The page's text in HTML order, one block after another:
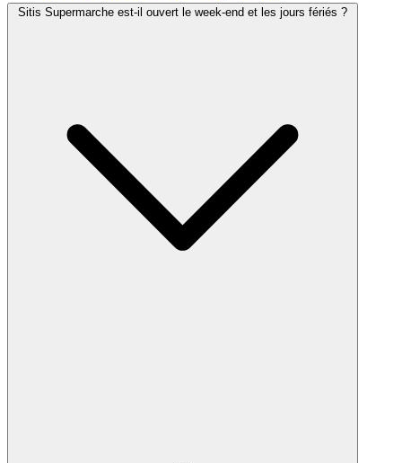
Sitis Supermarche est-il ouvert le week-end et les jours fériés ?